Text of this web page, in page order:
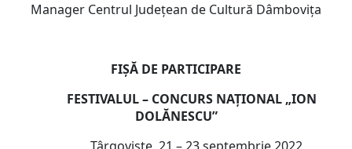
Manager Centrul Județean de Cultură Dâmbovița
FIŞĂ DE PARTICIPARE
FESTIVALUL – CONCURS NAŢIONAL „ION
DOLĂNESCU”